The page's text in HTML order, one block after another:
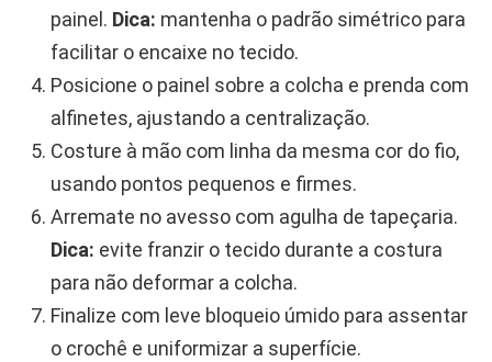
painel. Dica: mantenha o padrão simétrico para
facilitar o encaixe no tecido.
Posicione o painel sobre a colcha e prenda com
alfinetes, ajustando a centralização.
Costure à mão com linha da mesma cor do fio,
usando pontos pequenos e firmes.
Arremate no avesso com agulha de tapeçaria.
Dica: evite franzir o tecido durante a costura
para não deformar a colcha.
Finalize com leve bloqueio úmido para assentar
o crochê e uniformizar a superfície.